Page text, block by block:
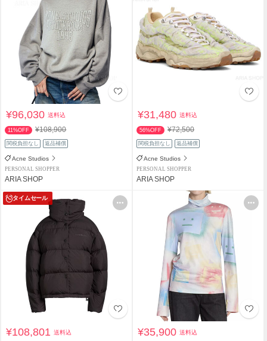
¥96,030送料込
11%OFF ¥108,900
関税負担なし 返品補償
Acne Studios
PERSONAL SHOPPER
ARIA SHOP
¥31,480送料込
56%OFF ¥72,500
関税負担なし 返品補償
Acne Studios
PERSONAL SHOPPER
ARIA SHOP
タイムセール
¥108,801送料込 ¥35,900送料込